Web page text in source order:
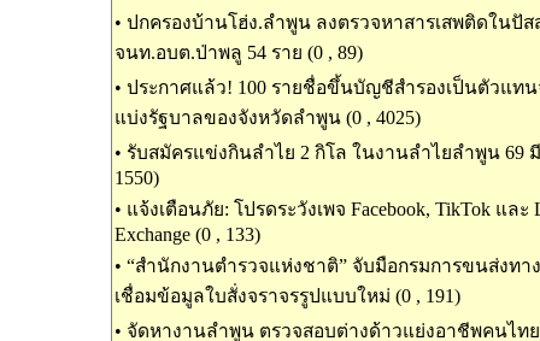
• ปกครองบ้านโฮ่ง.ลำพูน ลงตรวจหาสารเสพติดในปัส
จนท.อบต.ป่าพลู 54 ราย (0 , 89)
• ประกาศแล้ว! 100 รายชื่อขึ้นบัญชีสำรองเป็นตัวแท
แบ่งรัฐบาลของจังหวัดลำพูน (0 , 4025)
• รับสมัครแข่งกินลำไย 2 กิโล ในงานลำไยลำพูน 69 มี
1550)
• แจ้งเตือนภัย: โปรดระวังเพจ Facebook, TikTok และ
Exchange (0 , 133)
• “สำนักงานตำรวจแห่งชาติ” จับมือกรมการขนส่งทา
เชื่อมข้อมูลใบสั่งจราจรรูปแบบใหม่ (0 , 191)
• จัดหางานลำพูน ตรวจสอบต่างด้าวแย่งอาชีพคนไท